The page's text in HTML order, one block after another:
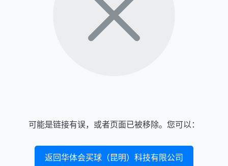
可能是链接有误，或者页面已被移除。您可以：
返回华体会买球（昆明）科技有限公司